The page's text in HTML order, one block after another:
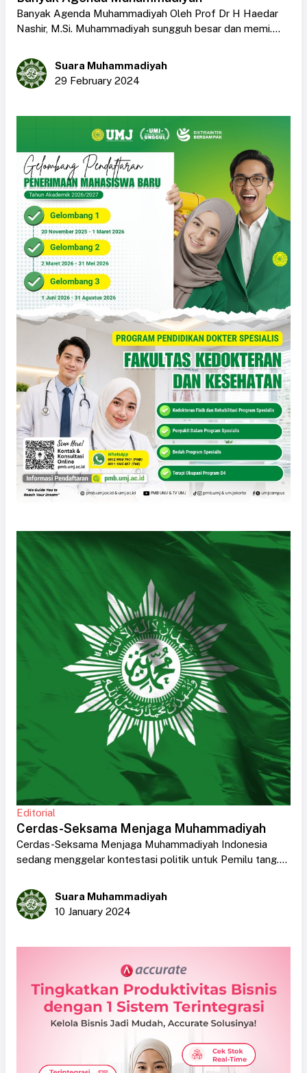
Banyak Agenda Muhammadiyah Oleh Prof Dr H Haedar
Nashir, M.Si. Muhammadiyah sungguh besar dan memi....
Suara Muhammadiyah
29 February 2024
Editorial
Cerdas-Seksama Menjaga Muhammadiyah
Cerdas-Seksama Menjaga Muhammadiyah Indonesia
sedang menggelar kontestasi politik untuk Pemilu tang....
Suara Muhammadiyah
10 January 2024